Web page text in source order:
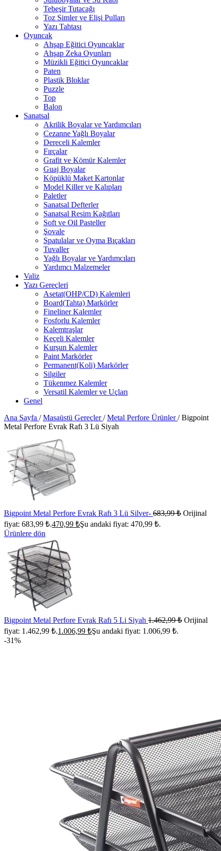
Tebeşir Tutacağı
Toz Simler ve Elişi Pulları
Yazı Tahtası
Oyuncak
Ahşap Eğitici Oyuncaklar
Ahşap Zeka Oyunları
Müzikli Eğitici Oyuncaklar
Paten
Plastik Bloklar
Puzzle
Top
Balon
Sanatsal
Akrilik Boyalar ve Yardımcıları
Cezanne Yağlı Boyalar
Dereceli Kalemler
Fırçalar
Grafit ve Kömür Kalemler
Guaj Boyalar
Köpüklü Maket Kartonlar
Model Killer ve Kalıpları
Paletler
Sanatsal Defterler
Sanatsal Resim Kağıtları
Soft ve Oil Pasteller
Şovale
Spatulalar ve Oyma Bıçakları
Tuvaller
Yağlı Boyalar ve Yardımcıları
Yardımcı Malzemeler
Valiz
Yazı Gereçleri
Asetat(OHP/CD) Kalemleri
Board(Tahta) Markörler
Fineliner Kalemler
Fosforlu Kalemler
Kalemtraşlar
Keçeli Kalemler
Kurşun Kalemler
Paint Markörler
Permanent(Koli) Markörler
Silgiler
Tükenmez Kalemler
Versatil Kalemler ve Uçları
Genel
Ana Sayfa / Masaüstü Gereçler/ Metal Perfore Ürünler/ Bigpoint
Metal Perfore Evrak Rafı 3 Lü Siyah
Bigpoint Metal Perfore Evrak Rafı 3 Lü Silver- 683,99₺ Orijinal
fiyat: 683,99 ₺.470,99 ₺Şu andaki fiyat: 470,99 ₺.
Ürünlere dön
Bigpoint Metal Perfore Evrak Rafı 5 Li Siyah 1.462,99₺ Orijinal
fiyat: 1.462,99 ₺.1.006,99 ₺Şu andaki fiyat: 1.006,99 ₺.
-31%